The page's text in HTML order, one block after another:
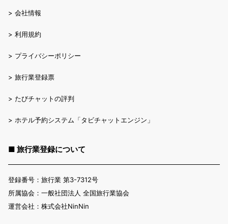
> 会社情報
> 利用規約
> プライバシーポリシー
> 旅行業登録票
> たびチャットの評判
> ホテル予約システム「タビチャットエンジン」
■ 旅行業登録について
登録番号：旅行業 第3-7312号
所属協会：一般社団法人 全国旅行業協会
運営会社：株式会社NinNin